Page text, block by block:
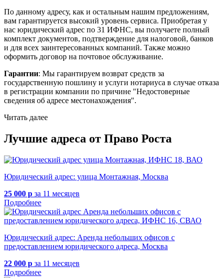
По данному адресу, как и остальным нашим предложениям,
вам гарантируется высокий уровень сервиса. Приобретая у
нас юридический адрес по 31 ИФНС, вы получаете полный
комплект документов, подтверждение для налоговой, банков
и для всех заинтересованных компаний. Также можно
оформить договор на почтовое обслуживание.
Гарантии: Мы гарантируем возврат средств за
государственную пошлину и услуги нотариуса в случае отказа
в регистрации компании по причине "Недостоверные
сведения об адресе местонахождения".
Читать далее
Лучшие адреса от Право Роста
Юридический адрес: улица Монтажная, Москва
25 000 р за 11 месяцев
Подробнее
Юридический адрес: Аренда небольших офисов с
предоставлением юридического адреса, Москва
22 000 р за 11 месяцев
Подробнее